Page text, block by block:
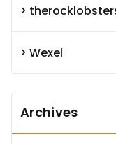
Wexel
Archives